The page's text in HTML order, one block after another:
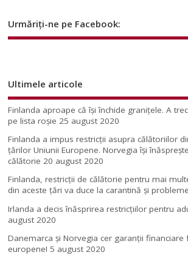
Urmăriți-ne pe Facebook:
Ultimele articole
Finlanda aproape că își închide granițele. A
pe lista roșie 25 august 2020
Finlanda a impus restricţii asupra călătoriilor
ţărilor Uniunii Europene. Norvegia își
călătorie 20 august 2020
Finlanda, restricţii de călătorie pentru mai
din aceste ţări va duce la carantină şi
Irlanda a decis înăsprirea restricțiilor pentru
august 2020
Danemarca și Norvegia cer garanții financiare
europene! 5 august 2020